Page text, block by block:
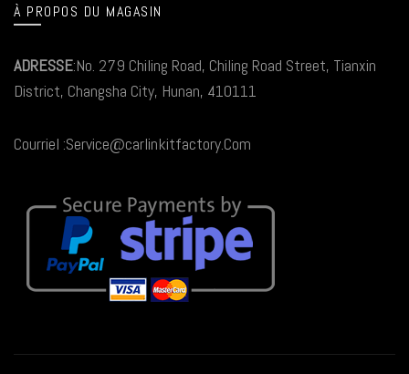
À PROPOS DU MAGASIN
ADRESSE:No. 279 Chiling Road, Chiling Road Street, Tianxin
District, Changsha City, Hunan, 410111
Courriel :Service@carlinkitfactory.Com